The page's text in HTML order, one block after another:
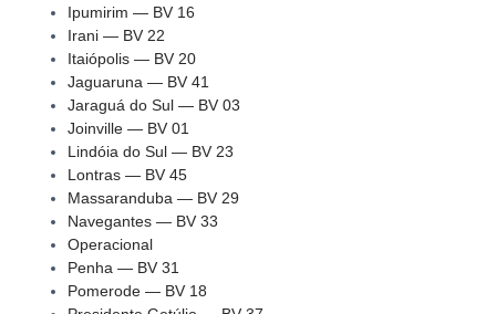
Ipumirim — BV 16
Irani — BV 22
Itaiópolis — BV 20
Jaguaruna — BV 41
Jaraguá do Sul — BV 03
Joinville — BV 01
Lindóia do Sul — BV 23
Lontras — BV 45
Massaranduba — BV 29
Navegantes — BV 33
Operacional
Penha — BV 31
Pomerode — BV 18